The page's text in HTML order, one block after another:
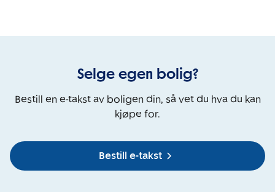
Selge egen bolig?
Bestill en e-takst av boligen din, så vet du hva du kan
kjøpe for.
Bestill e-takst